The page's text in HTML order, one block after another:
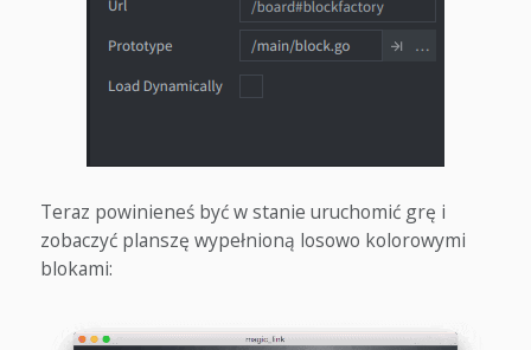
Teraz powinieneś być w stanie uruchomić grę i
zobaczyć planszę wypełnioną losowo kolorowymi
blokami: